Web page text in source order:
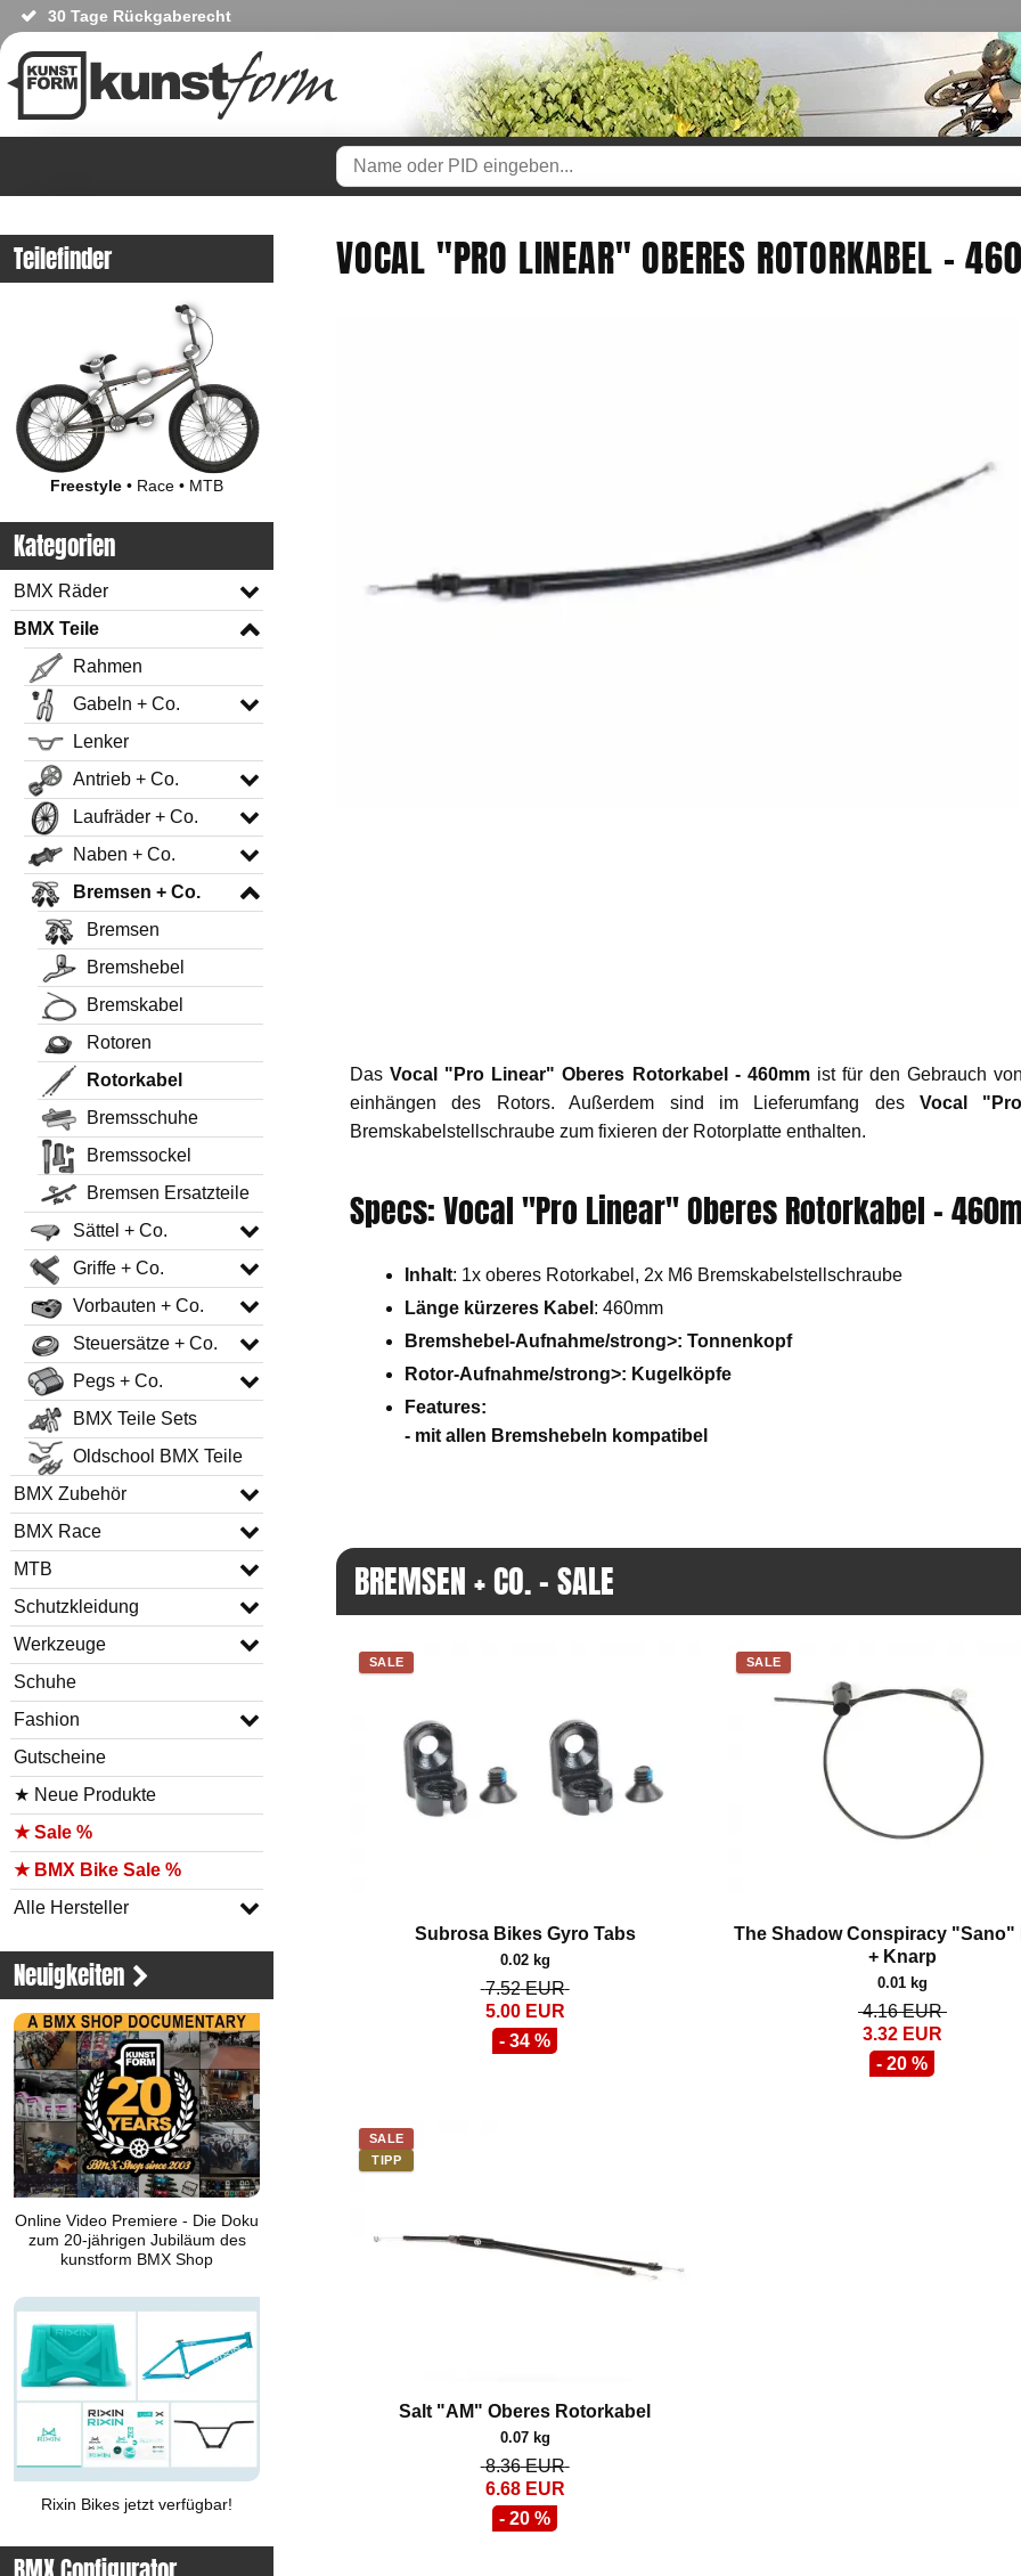
30 Tage Rückgaberecht
Teilefinder
Freestyle • Race • MTB
Kategorien
BMX Räder
BMX Teile
Rahmen
Gabeln + Co.
Lenker
Antrieb + Co.
Laufräder + Co.
Naben + Co.
Bremsen + Co.
Bremsen
Bremshebel
Bremskabel
Rotoren
Rotorkabel
Bremsschuhe
Bremssockel
Bremsen Ersatzteile
Sättel + Co.
Griffe + Co.
Vorbauten + Co.
Steuersätze + Co.
Pegs + Co.
BMX Teile Sets
Oldschool BMX Teile
BMX Zubehör
BMX Race
MTB
Schutzkleidung
Werkzeuge
Schuhe
Fashion
Gutscheine
★ Neue Produkte
★ Sale %
★ BMX Bike Sale %
Alle Hersteller
Neuigkeiten
Online Video Premiere - Die Doku
zum 20-jährigen Jubiläum des
kunstform BMX Shop
Rixin Bikes jetzt verfügbar!
VOCAL "PRO LINEAR" OBERES ROTORKABEL -
DasVocal "Pro Linear" Oberes Rotorkabel - 460mmist für den Gebrauch
einhängen des Rotors. Außerdem sind im Lieferumfang des Vocal
Bremskabelstellschraube zum fixieren der Rotorplatte enthalten.
Specs: Vocal "Pro Linear" Oberes Rotorkabel -
Inhalt: 1x oberes Rotorkabel, 2x M6 Bremskabelstellschraube
Länge kürzeres Kabel : 460mm
Bremshebel-Aufnahme/strong>: Tonnenkopf
Rotor-Aufnahme/strong>: Kugelköpfe
Features:
- mit allen Bremshebeln kompatibel
BREMSEN + CO. - SALE
SALE
Subrosa Bikes Gyro Tabs
0.02 kg
7.52EUR
5.00EUR
- 34 %
SALE
The Shadow Conspiracy "Sano"
+ Knarp
0.01 kg
4.16EUR
3.32EUR
- 20 %
SALE
TIPP
Salt "AM" Oberes Rotorkabel
0.07 kg
8.36EUR
6.68EUR
- 20 %